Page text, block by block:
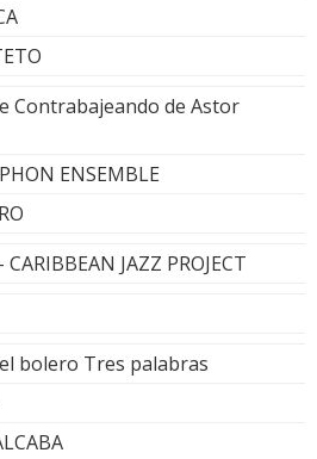
Contrabajeando de Astor
ENSEMBLE
JAZZ PROJECT
bolero Tres palabras